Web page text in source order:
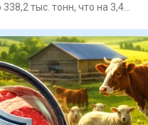
тыс. тонн, что на 3,4%